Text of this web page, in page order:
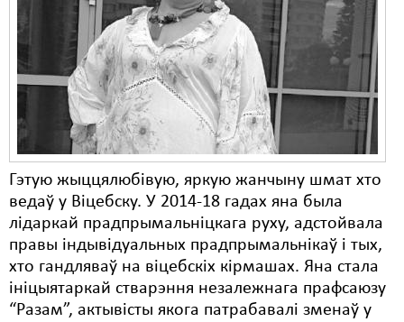
Гэтую жыццялюбівую, яркую жанчыну шмат хто
ведаў у Віцебску. У 2014-18 гадах яна была
лідаркай прадпрымальніцкага руху, адстойвала
правы індывідуальных прадпрымальнікаў і тых,
хто гандляваў на віцебскіх кірмашах. Яна стала
ініцыятаркай стварэння незалежнага прафсаюзу
“Разам”, актывісты якога патрабавалі зменаў у
Карная псыхіятрыя
Культурныя правы
ЛПП
Мігранты
Мірныя сходы
Палітвязьні
Праваабаронцы
Правы дзіцяці